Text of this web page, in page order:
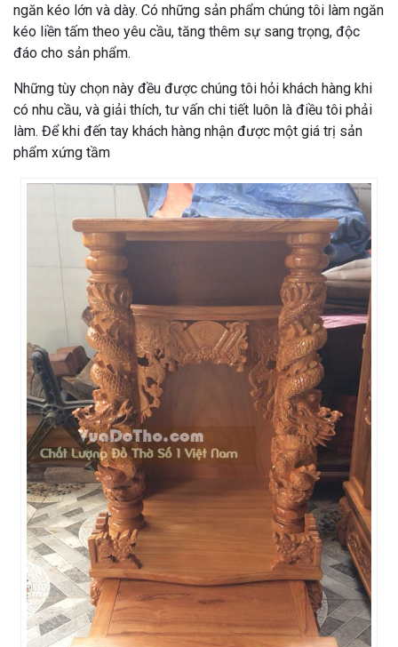
ngăn kéo lớn và dày. Có những sản phẩm chúng tôi làm ngăn
kéo liền tấm theo yêu cầu, tăng thêm sự sang trọng, độc
đáo cho sản phẩm.
Những tùy chọn này đều được chúng tôi hỏi khách hàng khi
có nhu cầu, và giải thích, tư vấn chi tiết luôn là điều tôi phải
làm. Để khi đến tay khách hàng nhận được một giá trị sản
phẩm xứng tầm